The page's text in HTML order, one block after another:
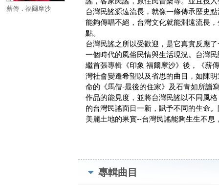
薪傳．福爾摩沙
台灣民謠源遠流長，就像一條傳承歷史
能夠傳唱不絕，台灣文化就能淵遠流長
點。
台灣民謠之所以受歡迎，是它真實反應
一個時代的風俗民情與生活現況。台灣
繼首張專輯《印象 福爾摩沙》後，《薪
灣社會變遷希望以及省思的曲目，如陳
命的《馬偕-最後的住家》及石青如所譜
作品的能見度，並將台灣民謠以不同風
的台灣民謠面目一新，賦予不同的生命
美麗土地的果實--台灣民謠能夠生生不
專輯曲目